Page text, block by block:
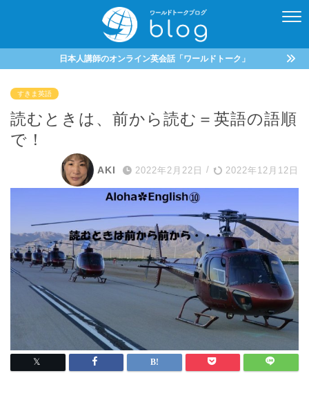
日本人講師のオンライン英会話「ワールドトーク」
すきま英語
読むときは、前から読む＝英語の語順
で！
AKI 2022年2月22日 / 2022年12月12日